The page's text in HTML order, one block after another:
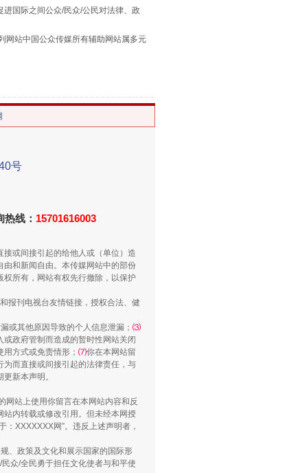
击！专项整治午间酒驾
都不怕”的他落马了
国际之间公众/民众/公民对法律、政
网站中国公众传媒所有辅助网站属多元
号
线： 15701616003
或间接引起的给他人或（单位）造
和新闻自由。本传媒网站中的部份
所有，网站有权先行撤除，以保护
报刊电视台友情链接，授权合法、健
或其他原因导致的个人信息泄漏； ⑶
政府管制而造成的暂时性网站关闭
方式或免责情形； ⑺你在本网站留
而直接或间接引起的法律责任，与
新本声明。
网站上使用你留言在本网站内容和反
内转载或修改引用。但未经本网授
XXXXXXX网”。违反上述声明者，
、政策及文化和展示国家的国际形
众/全民勇于担任文化使者与和平使